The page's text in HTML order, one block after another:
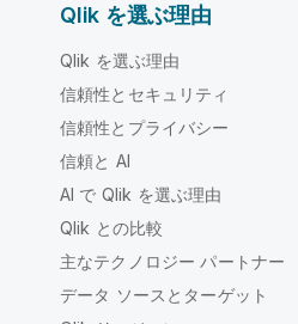
Qlik を選ぶ理由
Qlik を選ぶ理由
信頼性とセキュリティ
信頼性とプライバシー
信頼と AI
AI で Qlik を選ぶ理由
Qlik との比較
主なテクノロジー パートナー
データ ソースとターゲット